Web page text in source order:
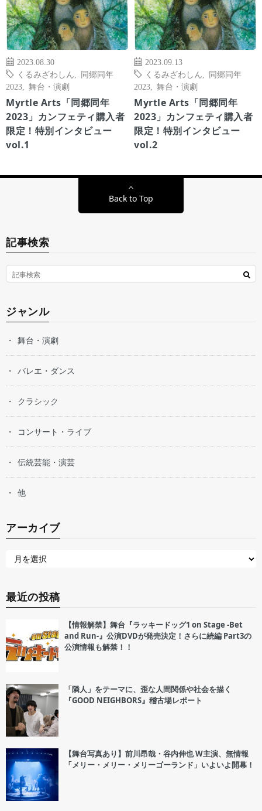
2023.08.30
くるみざわしん
同郷同年
2023
舞台・演劇
Myrtle Arts「同郷同年
2023」カンフェティ購入者
限定！特別インタビュー
vol.1
2023.09.13
くるみざわしん
同郷同年
2023
舞台・演劇
Myrtle Arts「同郷同年
2023」カンフェティ購入者
限定！特別インタビュー
vol.2
Back to Top
記事検索
ジャンル
舞台・演劇
バレエ・ダンス
クラシック
コンサート・ライブ
伝統芸能・演芸
他
アーカイブ
最近の投稿
【情報解禁】舞台『ラッキードッグ1 on Stage -Bet
and Run-』公演DVDが発売決定！さらに続編 Part3の
公演情報も解禁！！
「隣人」をテーマに、歪な人間関係や社会を描く
『GOOD NEIGHBORS』稽古場レポート
【舞台写真あり】前川昂哉・谷内伸也 W主演、無情報
「メリー・メリー・メリーゴーランド」いよいよ開幕！